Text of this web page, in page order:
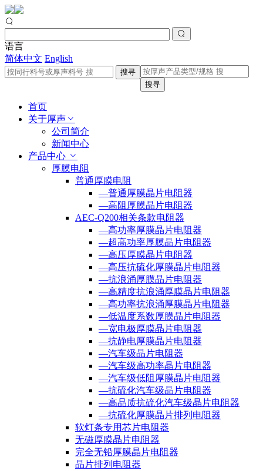
语言
简体中文 English
搜寻
搜寻
首页
关于厚声
公司简介
新闻中心
产品中心
厚膜电阻
普通厚膜电阻
—普通厚膜晶片电阻器
—高阻厚膜晶片电阻器
AEC-Q200相关条款电阻器
—高功率厚膜晶片电阻器
—超高功率厚膜晶片电阻器
—高压厚膜晶片电阻器
—高压抗硫化厚膜晶片电阻器
—抗浪涌厚膜晶片电阻器
—高精度抗浪涌厚膜晶片电阻器
—高功率抗浪涌厚膜晶片电阻器
—低温度系数厚膜晶片电阻器
—宽电极厚膜晶片电阻器
—抗静电厚膜晶片电阻器
—汽车级晶片电阻器
—汽车级高功率晶片电阻器
—汽车级低阻厚膜晶片电阻器
—抗硫化汽车级晶片电阻器
—高品质抗硫化汽车级晶片电阻器
—抗硫化厚膜晶片排列电阻器
软灯条专用芯片电阻器
无磁厚膜晶片电阻器
完全无铅厚膜晶片电阻器
晶片排列电阻器